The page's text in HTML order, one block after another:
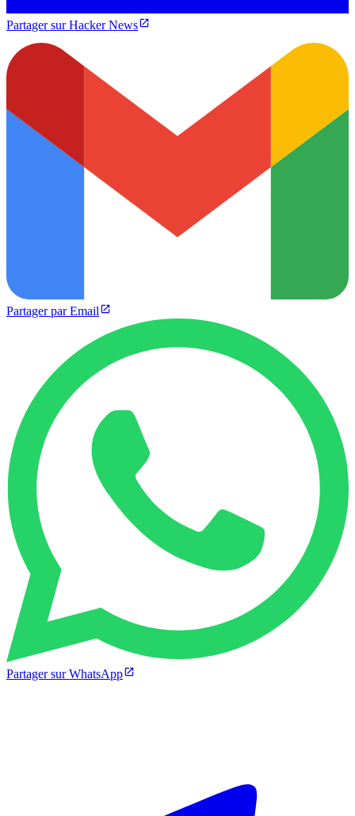
Partager sur Hacker News
Partager par Email
Partager sur WhatsApp